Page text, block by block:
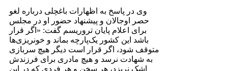
وی در پاسخ به اظهارات باغچلی درباره لغو
حصر اوجالان و پیشنهاد حضور او در مجلس
برای اعلام پایان تروریسم گفت: «اگر قرار
باشد این کشور یک‌پارچه بماند و خونریزی‌ها
متوقف شود، اگر قرار است دیگر هیچ سربازی
به شهادت نرسد و هیچ مادری برای فرزندش
اشک نریزد، هر سخن و هر فردی که در این